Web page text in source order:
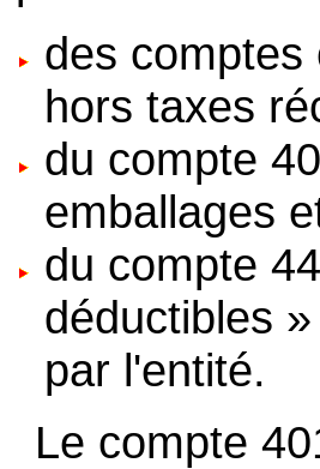
des comptes
hors taxes
du compte
emballages
du compte
déductibles
par l'entité.
Le compte